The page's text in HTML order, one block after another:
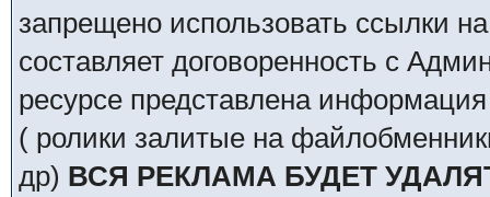
запрещено использовать ссылки
составляет договоренность с
ресурсе представлена
( ролики залитые на
др) ВСЯ РЕКЛАМА БУДЕТ